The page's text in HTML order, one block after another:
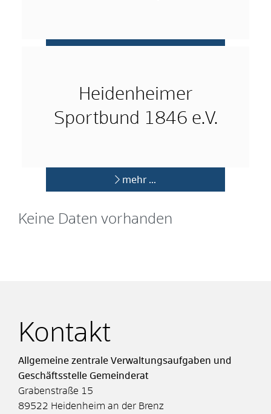
Heidenheimer
Sportbund 1846 e.V.
mehr …
Keine Daten vorhanden
Kontakt
Allgemeine zentrale Verwaltungsaufgaben und
Geschäftsstelle Gemeinderat
Grabenstraße 15
89522 Heidenheim an der Brenz